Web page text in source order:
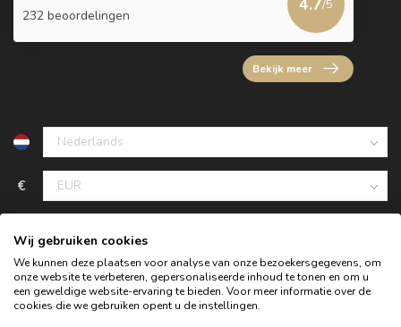
232 beoordelingen
/5
Bekijk meer
€
Wij gebruiken cookies
We kunnen deze plaatsen voor analyse van onze bezoekersgegevens, om
onze website te verbeteren, gepersonaliseerde inhoud te tonen en om u
een geweldige website-ervaring te bieden. Voor meer informatie over de
cookies die we gebruiken opent u de instellingen.